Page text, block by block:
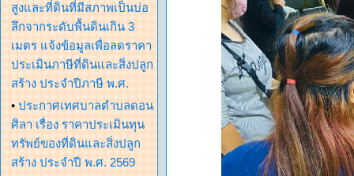
สูงและที่ดินที่มีสภาพเป็นบ่อ
ลึกจากระดับพื้นดินเกิน 3
เมตร แจ้งข้อมูลเพื่อลดราคา
ประเมินภาษีที่ดินและสิ่งปลูก
สร้าง ประจำปีภาษี พ.ศ.
• ประกาศเทศบาลตำบลดอน
ศิลา เรื่อง ราคาประเมินทุน
ทรัพย์ของที่ดินและสิ่งปลูก
สร้าง ประจำปี พ.ศ. 2569